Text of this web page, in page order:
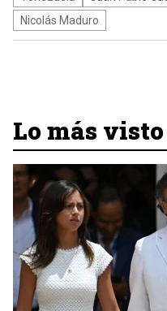
Nicolás Maduro
Lo más visto